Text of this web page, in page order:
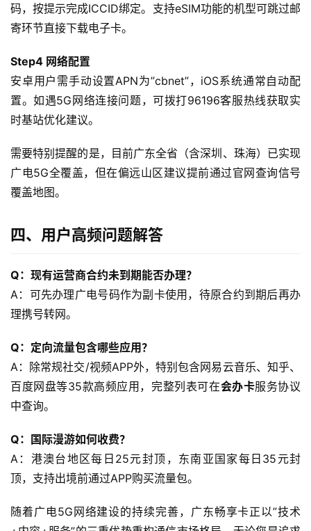
i
讯
更
多
面
码，按提示完成ICCID绑定。支持eSIM功能的机型可跳过邮
寄环节直接下载电子卡。
Step4 网络配置
安卓用户需手动设置APN为”cbnet”，iOS系统通常自动配
置。如遇5G网络连接问题，可拨打96196客服热线获取实
时基站优化建议。
需要特别提醒的是，目前广东全省（含深圳、珠海）已实现
广电5G全覆盖，但在偏远山区建议提前通过官网查询信号
覆盖地图。
四、用户高频问题解答
Q：现有运营商合约未到期能否办理？
A：可先办理广电号码作为副卡使用，待原合约到期后再办
理携号转网。
Q：定向流量包含哪些应用？
A：除常规社交/视频APP外，特别包含网易云音乐、知乎、
百度网盘等35款高频应用，完整列表可在会办卡服务协议
中查询。
Q：国际漫游如何收费？
A：港澳台地区每日25元封顶，东南亚国家每日35元封
顶，支持出境前通过APP购买流量包。
随着广电5G网络建设的持续完善，广东畅享卡正以”技术